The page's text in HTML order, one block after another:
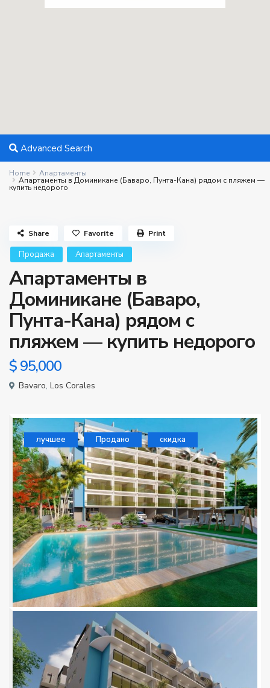
Advanced Search
Home Апартаменты
Апартаменты в Доминикане (Баваро, Пунта-Кана) рядом с пляжем —
купить недорого
Продажа Апартаменты
Апартаменты в
Доминикане (Баваро,
Пунта-Кана) рядом с
пляжем — купить недорого
$ 95,000
Bavaro, Los Corales
Share Favorite Print
лучшее Продано скидка